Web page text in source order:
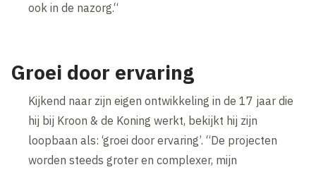
ook in de nazorg.“
Groei door ervaring
Kijkend naar zijn eigen ontwikkeling in de 17 jaar die
hij bij Kroon & de Koning werkt, bekijkt hij zijn
loopbaan als: ‘groei door ervaring’. “De projecten
worden steeds groter en complexer, mijn